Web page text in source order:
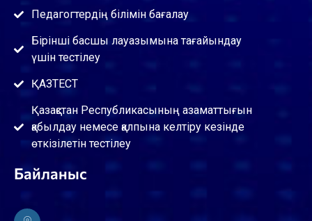
Педагогтердің білімін бағалау
Бірінші басшы лауазымына тағайындау
үшін тестілеу
ҚАЗТЕСТ
Қазақстан Республикасының азаматтығын
қабылдау немесе қалпына келтіру кезінде
өткізілетін тестілеу
Байланыс